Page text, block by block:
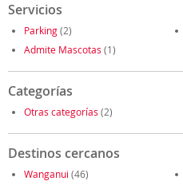
Servicios
Parking(2)
Admite Mascotas (1)
Categorías
Otras categorías (2)
Destinos cercanos
Wanganui (46)